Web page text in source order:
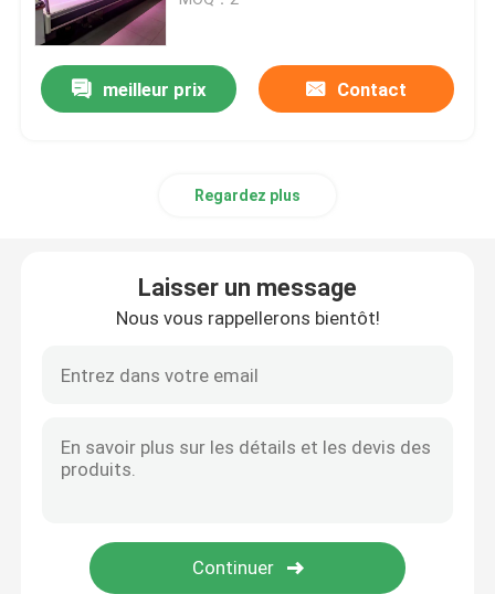
Congélateur d'île de supermarché
Congélateur de chambre froide
refroidisseur en verre de porte
meilleur prix Contact
Regardez plus
Laisser un message
Nous vous rappellerons bientôt!